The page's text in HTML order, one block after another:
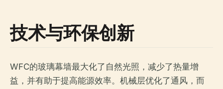
技术与环保创新
WFC的玻璃幕墙最大化了自然光照，减少了热量增
益，并有助于提高能源效率。机械层优化了通风，而